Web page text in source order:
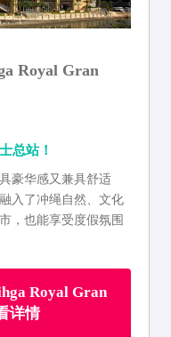
Royal Gran
总站！
豪华感又兼具舒适
入了冲绳自然、文化
，也能享受度假氛围
Royal Gran
详情